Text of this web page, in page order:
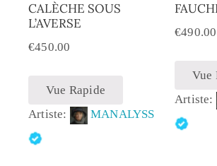
CALÈCHE SOUS
L’AVERSE
€450.00
Vue Rapide
Artiste:
MANALYSS
€490.00
Vue
Artiste: